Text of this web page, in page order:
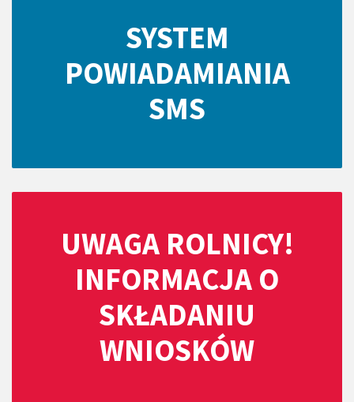
SYSTEM
POWIADAMIANIA
SMS
UWAGA ROLNICY!
INFORMACJA O
SKŁADANIU
WNIOSKÓW